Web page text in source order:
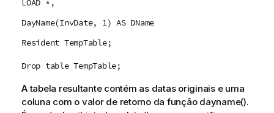
LOAD *,
DayName(InvDate, 1) AS DName
Resident TempTable;
Drop table TempTable;
A tabela resultante contém as datas originais e uma
coluna com o valor de retorno da função dayname().